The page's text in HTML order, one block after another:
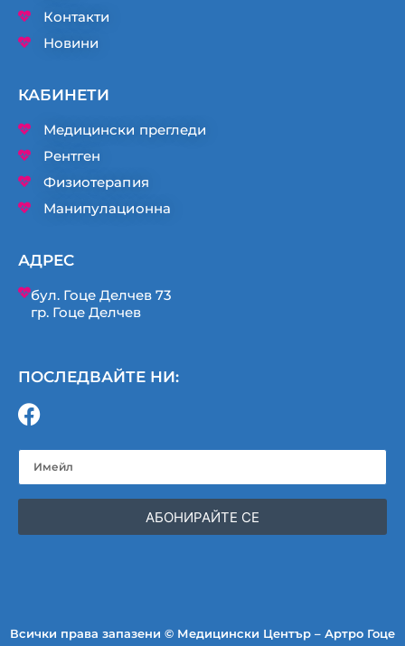
Контакти
Новини
КАБИНЕТИ
Медицински прегледи
Рентген
Физиотерапия
Манипулационна
АДРЕС
бул. Гоце Делчев 73
гр. Гоце Делчев
ПОСЛЕДВАЙТЕ НИ:
АБОНИРАЙТЕ СЕ
Всички права запазени © Медицински Център – Артро Гоце